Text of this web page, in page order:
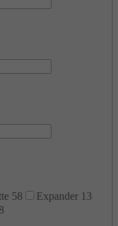
58 Expander 13